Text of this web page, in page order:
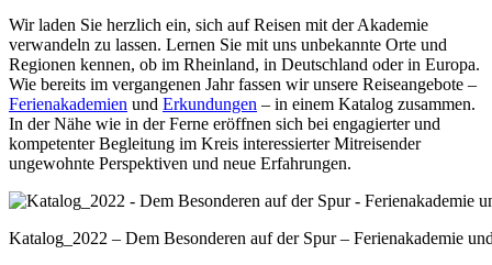
Wir laden Sie herzlich ein, sich auf Reisen mit der Akademie
verwandeln zu lassen. Lernen Sie mit uns unbekannte Orte und
Regionen kennen, ob im Rheinland, in Deutschland oder in Europa.
Wie bereits im vergangenen Jahr fassen wir unsere Reiseangebote –
Ferienakademien und Erkundungen – in einem Katalog zusammen.
In der Nähe wie in der Ferne eröffnen sich bei engagierter und
kompetenter Begleitung im Kreis interessierter Mitreisender
ungewohnte Perspektiven und neue Erfahrungen.
Katalog_2022 – Dem Besonderen auf der Spur – Ferienakademie